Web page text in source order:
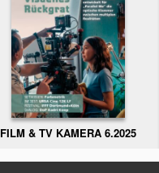
FILM & TV KAMERA 6.2025